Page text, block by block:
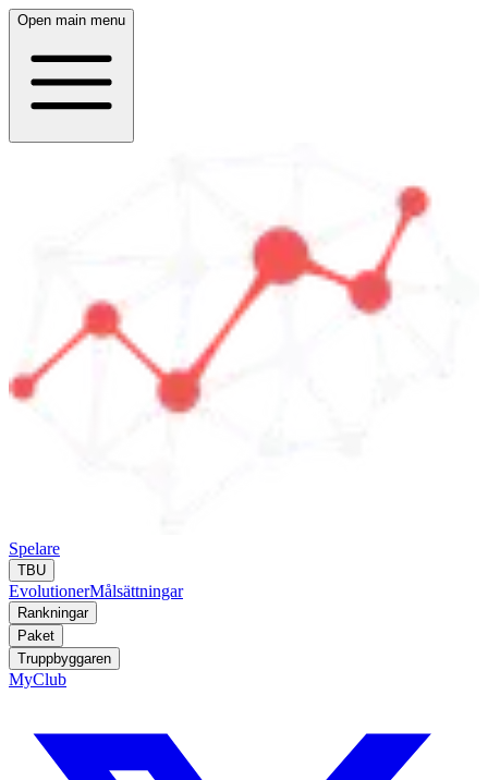
Open main menu
Spelare
TBU
EvolutionerMålsättningar
Rankningar
Paket
Truppbyggaren
MyClub